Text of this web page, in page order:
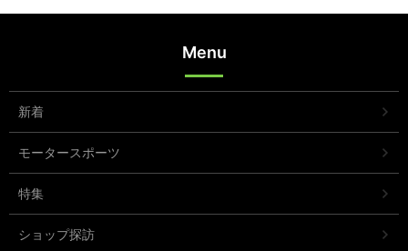
Menu
新着
モータースポーツ
特集
ショップ探訪